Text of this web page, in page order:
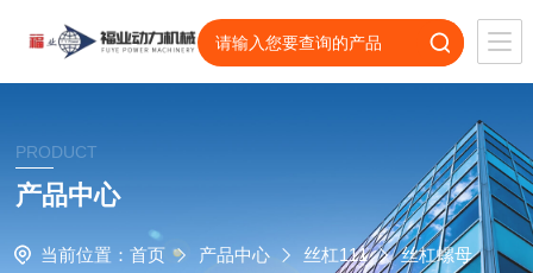
PRODUCT
产品中心
当前位置： 首页 产品中心 丝杠111
丝杠螺母